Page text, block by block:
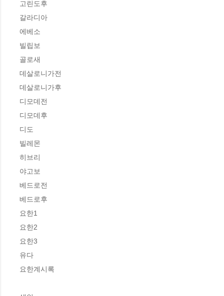
고린도후
갈라디아
에베소
빌립보
골로새
데살로니가전
데살로니가후
디모데전
디모데후
디도
빌레몬
히브리
야고보
베드로전
베드로후
요한1
요한2
요한3
유다
요한계시록